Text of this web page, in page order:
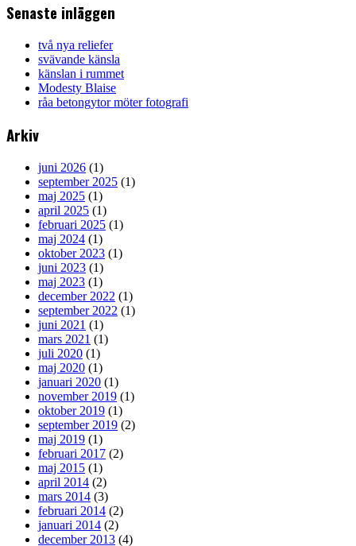
Senaste inläggen
två nya reliefer
svävande känsla
känslan i rummet
Modesty Blaise
råa betongytor möter fotografi
Arkiv
juni 2026 (1)
september 2025 (1)
maj 2025 (1)
april 2025 (1)
februari 2025 (1)
maj 2024 (1)
oktober 2023 (1)
juni 2023 (1)
maj 2023 (1)
december 2022 (1)
september 2022 (1)
juni 2021 (1)
mars 2021 (1)
juli 2020 (1)
maj 2020 (1)
januari 2020 (1)
november 2019 (1)
oktober 2019 (1)
september 2019 (2)
maj 2019 (1)
februari 2017 (2)
maj 2015 (1)
april 2014 (2)
mars 2014 (3)
februari 2014 (2)
januari 2014 (2)
december 2013 (4)